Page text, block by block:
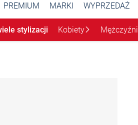
PREMIUM MARKI WYPRZEDAŻ
stylizacji Kobiety Mężczyźni